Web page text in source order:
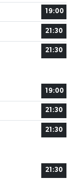
19:00
21:30
21:30
19:00
21:30
21:30
21:30